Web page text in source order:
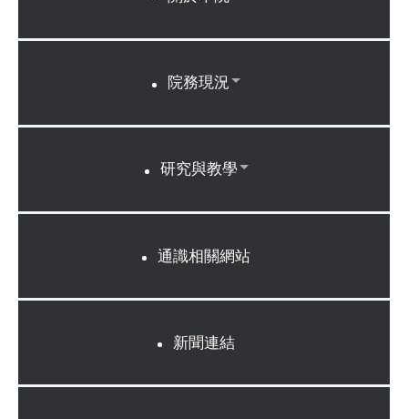
院務現況
研究與教學
通識相關網站
新聞連結